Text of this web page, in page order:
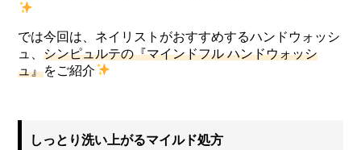
では今回は、ネイリストがおすすめするハンドウォッシ
ュ、シンピュルテの『マインドフル ハンドウォッシ
ュ』をご紹介
しっとり洗い上がるマイルド処方